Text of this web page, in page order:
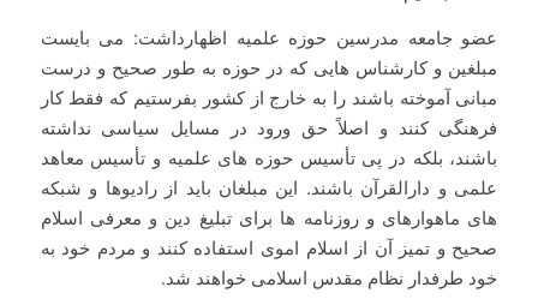
عضو جامعه مدرسین حوزه علمیه اظهارداشت: می بایست
مبلغین و کارشناس هایی که در حوزه به طور صحیح و درست
مبانی آموخته باشند را به خارج از کشور بفرستیم که فقط کار
فرهنگی کنند و اصلاً حق ورود در مسایل سیاسی نداشته
باشند، بلکه در پی تأسیس حوزه های علمیه و تأسیس معاهد
علمی و دارالقرآن باشند. این مبلغان باید از رادیوها و شبکه
های ماهوارهای و روزنامه ها برای تبلیغ دین و معرفی اسلام
صحیح و تمیز آن از اسلام اموی استفاده کنند و مردم خود به
خود طرفدار نظام مقدس اسلامی خواهند شد.